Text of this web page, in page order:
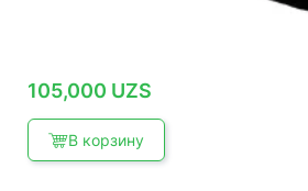
105,000 UZS
В корзину